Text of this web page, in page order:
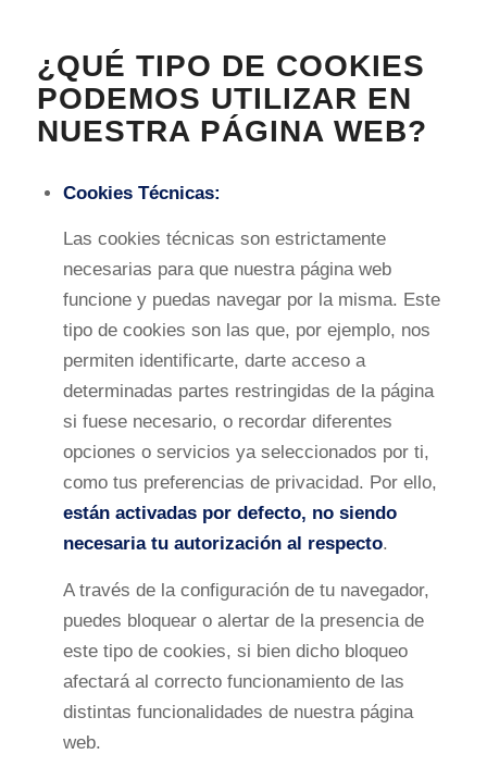
¿QUÉ TIPO DE COOKIES
PODEMOS UTILIZAR EN
NUESTRA PÁGINA WEB?
Cookies Técnicas:
Las cookies técnicas son estrictamente
necesarias para que nuestra página web
funcione y puedas navegar por la misma. Este
tipo de cookies son las que, por ejemplo, nos
permiten identificarte, darte acceso a
determinadas partes restringidas de la página
si fuese necesario, o recordar diferentes
opciones o servicios ya seleccionados por ti,
como tus preferencias de privacidad. Por ello,
están activadas por defecto, no siendo
necesaria tu autorización al respecto.
A través de la configuración de tu navegador,
puedes bloquear o alertar de la presencia de
este tipo de cookies, si bien dicho bloqueo
afectará al correcto funcionamiento de las
distintas funcionalidades de nuestra página
web.